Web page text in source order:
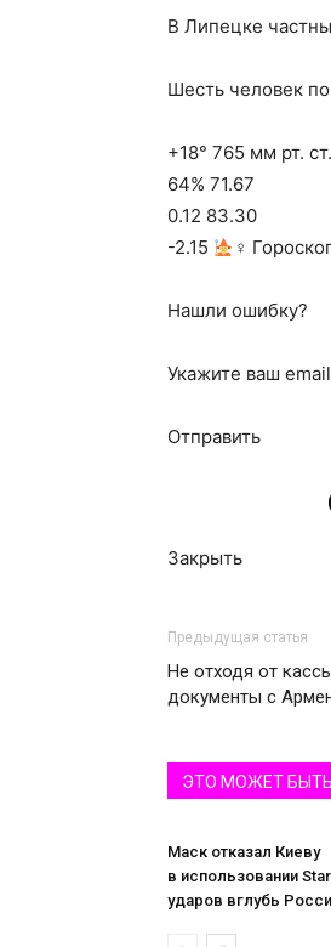
В Липецке
Шесть человек
+18° 765 мм рт. ст.
64% 71.67
0.12 83.30
-2.15
‍♀
Нашли ошибку?
Укажите ваш
Отправить
Закрыть
Предыдущая статья
Не отходя от
документы с
ЭТО МОЖЕТ
Маск отказал Киеву
в использовании
ударов вглубь